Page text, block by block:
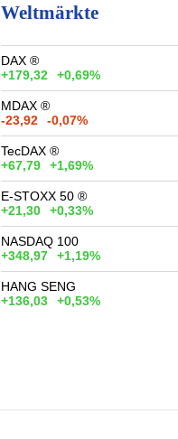
Weltmärkte
DAX ®
+179,32
+0,69%
MDAX ®
-23,92
-0,07%
TecDAX ®
+67,79
+1,69%
E-STOXX 50 ®
+21,30
+0,33%
NASDAQ 100
+348,97
+1,19%
HANG SENG
+136,03
+0,53%